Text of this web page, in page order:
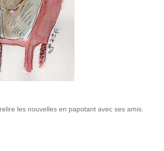
les nouvelles en papotant avec ses amis.